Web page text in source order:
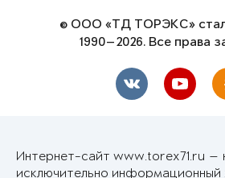
© ООО «ТД ТОРЭКС»
1990—2026. Все права
Интернет-сайт www.torex71.ru —
исключительно информационный